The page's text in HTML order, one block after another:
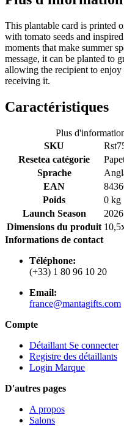
This plantable card is printed
with tomato seeds and
moments that make summer
message, it can be planted to
allowing the recipient to
receiving it.
Caractéristiques
Plus
SKU
Resetea catégorie
Sprache
EAN
Poids
0 kg
Launch Season
Dimensions du produit
Informations de contact
Téléphone:
(+33) 1 80 96 10 20
Email:
france@mantagifts.com
Compte
Détaillant Se connecter
Registre des détaillants
Login Marque
D'autres pages
A propos
Salons